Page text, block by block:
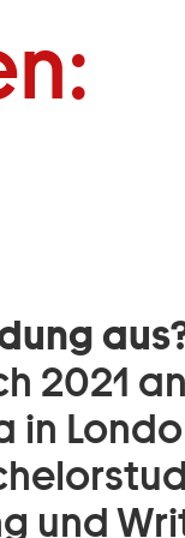
2021
in
und